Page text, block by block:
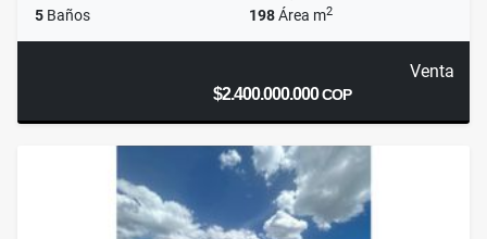
5 Baños 198Área m2
Venta
$2.400.000.000COP